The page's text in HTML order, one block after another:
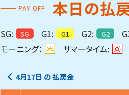
PAY OFF 本日の払
SG: SG G1: G1 G2: G2
モーニング： サマータイム:
4月17日 の 払戻金